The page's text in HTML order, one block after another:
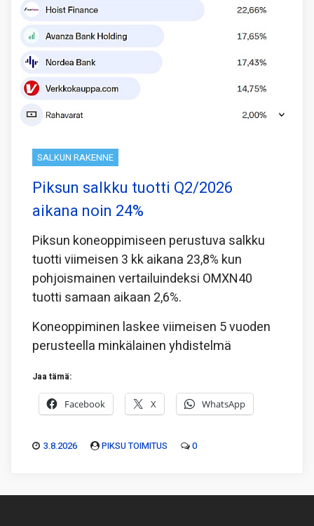
SALKUN RAKENNE
Piksun salkku tuotti Q2/2026
aikana noin 24%
Piksun koneoppimiseen perustuva salkku
tuotti viimeisen 3 kk aikana 23,8% kun
pohjoismainen vertailuindeksi OMXN40
tuotti samaan aikaan 2,6%.
Koneoppiminen laskee viimeisen 5 vuoden
perusteella minkälainen yhdistelmä
Jaa tämä:
Facebook X WhatsApp
3.8.2026 PIKSU TOIMITUS 0